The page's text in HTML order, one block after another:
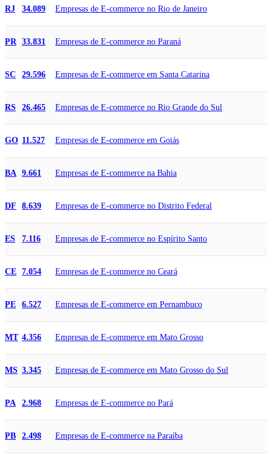
RJ 34.089 Empresas de E-commerce no Rio de Janeiro
PR 33.831 Empresas de E-commerce no Paraná
SC 29.596 Empresas de E-commerce em Santa Catarina
RS 26.465 Empresas de E-commerce no Rio Grande do Sul
GO 11.527 Empresas de E-commerce em Goiás
BA 9.661 Empresas de E-commerce na Bahia
DF 8.639 Empresas de E-commerce no Distrito Federal
ES 7.116 Empresas de E-commerce no Espírito Santo
CE 7.054 Empresas de E-commerce no Ceará
PE 6.527 Empresas de E-commerce em Pernambuco
MT 4.356 Empresas de E-commerce em Mato Grosso
MS 3.345 Empresas de E-commerce em Mato Grosso do Sul
PA 2.968 Empresas de E-commerce no Pará
PB 2.498 Empresas de E-commerce na Paraíba